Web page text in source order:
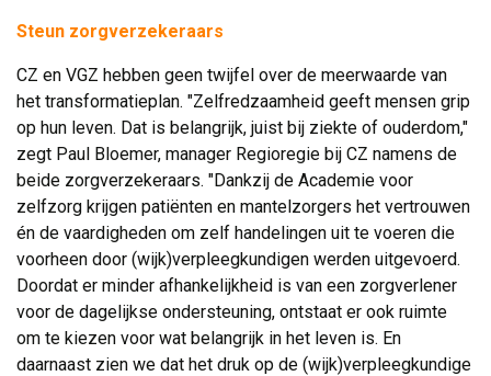
Steun zorgverzekeraars
CZ en VGZ hebben geen twijfel over de meerwaarde van
het transformatieplan. "Zelfredzaamheid geeft mensen grip
op hun leven. Dat is belangrijk, juist bij ziekte of ouderdom,"
zegt Paul Bloemer, manager Regioregie bij CZ namens de
beide zorgverzekeraars. "Dankzij de Academie voor
zelfzorg krijgen patiënten en mantelzorgers het vertrouwen
én de vaardigheden om zelf handelingen uit te voeren die
voorheen door (wijk)verpleegkundigen werden uitgevoerd.
Doordat er minder afhankelijkheid is van een zorgverlener
voor de dagelijkse ondersteuning, ontstaat er ook ruimte
om te kiezen voor wat belangrijk in het leven is. En
daarnaast zien we dat het druk op de (wijk)verpleegkundige